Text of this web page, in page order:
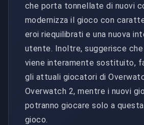
che porta tonnellate di nuovi
modernizza il gioco con
eroi riequilibrati e una nuova
utente. Inoltre, suggerisce
viene interamente sostituito,
gli attuali giocatori di
Overwatch 2, mentre i nuovi
potranno giocare solo a
gioco.